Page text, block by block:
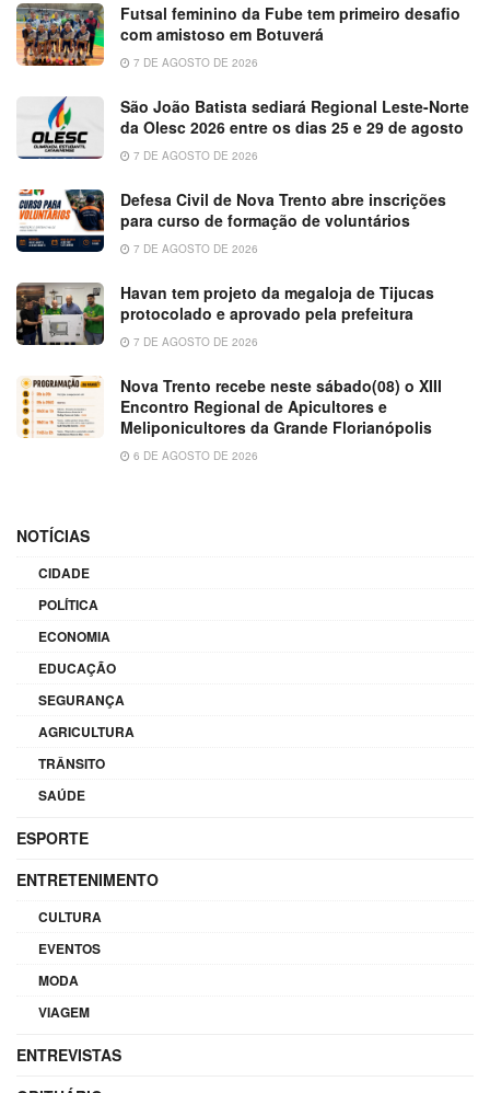
Futsal feminino da Fube tem primeiro desafio
com amistoso em Botuverá
7 DE AGOSTO DE 2026
São João Batista sediará Regional Leste-Norte
da Olesc 2026 entre os dias 25 e 29 de agosto
7 DE AGOSTO DE 2026
Defesa Civil de Nova Trento abre inscrições
para curso de formação de voluntários
7 DE AGOSTO DE 2026
Havan tem projeto da megaloja de Tijucas
protocolado e aprovado pela prefeitura
7 DE AGOSTO DE 2026
Nova Trento recebe neste sábado(08) o XIII
Encontro Regional de Apicultores e
Meliponicultores da Grande Florianópolis
6 DE AGOSTO DE 2026
NOTÍCIAS
CIDADE
POLÍTICA
ECONOMIA
EDUCAÇÃO
SEGURANÇA
AGRICULTURA
TRÂNSITO
SAÚDE
ESPORTE
ENTRETENIMENTO
CULTURA
EVENTOS
MODA
VIAGEM
ENTREVISTAS